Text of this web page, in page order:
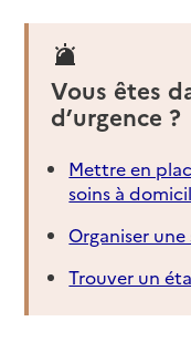
Vous êtes
d’urgence ?
Mettre en
soins à
Organiser
Trouver un